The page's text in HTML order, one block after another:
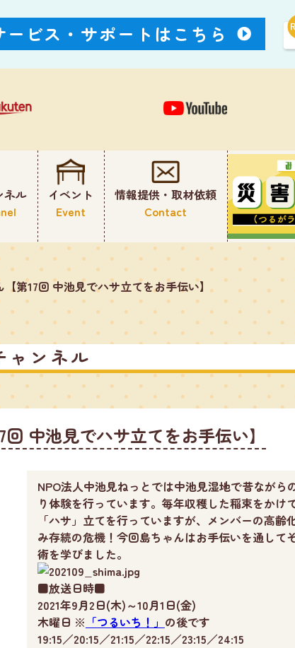
ビス・ サポートはこちら
ネル
イベント
Event
情報提供・取材依頼
Contact
第17回 中池見でハサ立てをお手伝い】
ャンネル
中池見でハサ立てをお手伝い】
NPO法人中池見ねっとでは中池見湿地で昔ながら
り体験を行っています。毎年収穫した稲束をかけ
「ハサ」立てを行っていますが、メンバーの高齢
み存続の危機！今回島ちゃんはお手伝いを通して
術を学びました。
■放送日時■
2021年9月2日(木)～10月1日(金)
木曜日 ※ 「つるいち！」 の後です
19:15／20:15／21:15／22:15／23:15／24:15